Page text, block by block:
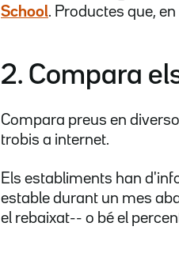
School. Productes que,
2. Compara
Compara preus en
trobis a internet.
Els establiments han
estable durant un mes
el rebaixat-- o bé el